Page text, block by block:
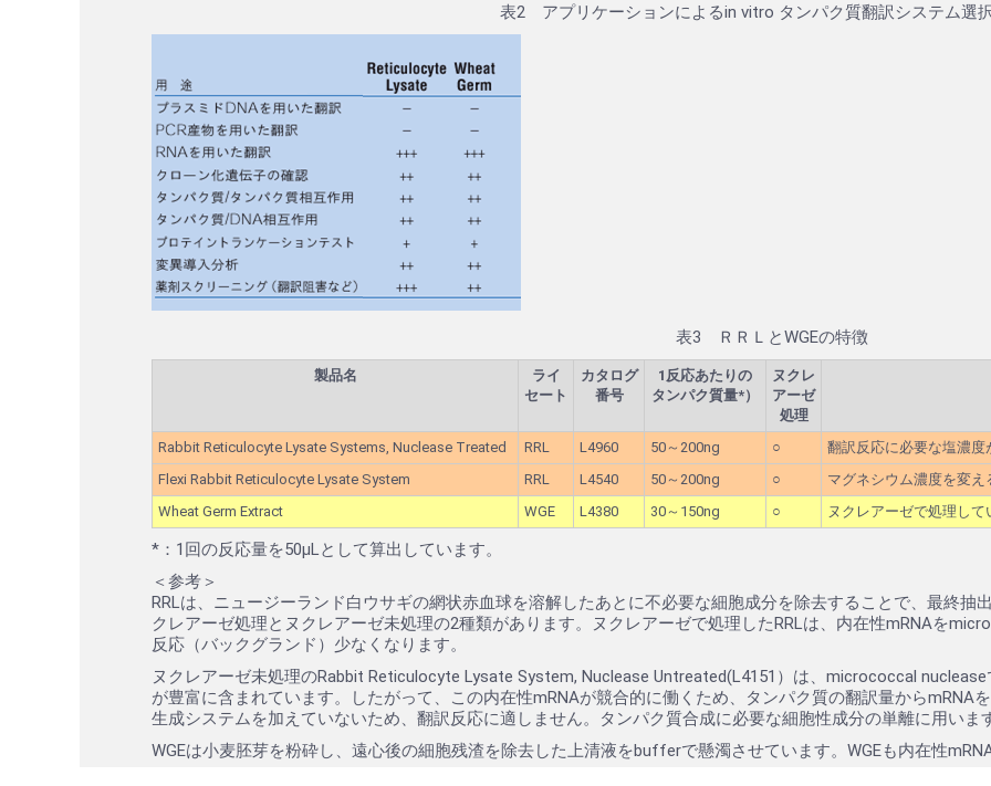
表2 アプリケーションによるin vitro タンパク質翻訳システム選
表3 ＲＲＬとWGEの特徴
製品名
ライ
セート
カタログ
番号
1反応あたりの
タンパク質量*）
ヌクレ
アーゼ
処理
Rabbit Reticulocyte Lysate Systems, Nuclease Treated
RRL L4960 50～200ng ○
翻訳反応に必要な塩濃
Flexi Rabbit Reticulocyte Lysate System
RRL L4540 50～200ng ○
マグネシウム濃度を変
Wheat Germ Extract
WGE L4380 30～150ng ○ ヌクレアーゼで処理し
*：1回の反応量を50µLとして算出しています。
＜参考＞
RRLは、ニュージーランド白ウサギの網状赤血球を溶解したあとに不必要な細胞成分を除去することで、最終抽
クレアーゼ処理とヌクレアーゼ未処理の2種類があります。ヌクレアーゼで処理したRRLは、内在性mRNAを
反応（バックグランド）少なくなります。
ヌクレアーゼ未処理のRabbit Reticulocyte Lysate System, Nuclease Untreated(L4151）は、micrococcal
が豊富に含まれています。したがって、この内在性mRNAが競合的に働くため、タンパク質の翻訳量からmRNA
生成システムを加えていないため、翻訳反応に適しません。タンパク質合成に必要な細胞性成分の単離に用いま
WGEは小麦胚芽を粉砕し、遠心後の細胞残渣を除去した上清液をbufferで懸濁させています。WGEも内在性